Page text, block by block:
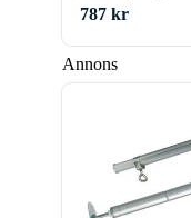
Annons
787 kr